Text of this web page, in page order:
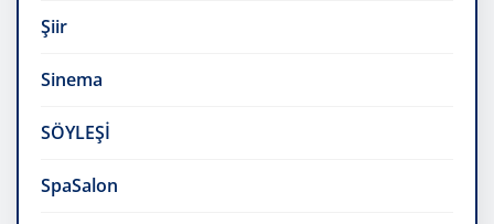
Şiir
Sinema
SÖYLEŞİ
SpaSalon